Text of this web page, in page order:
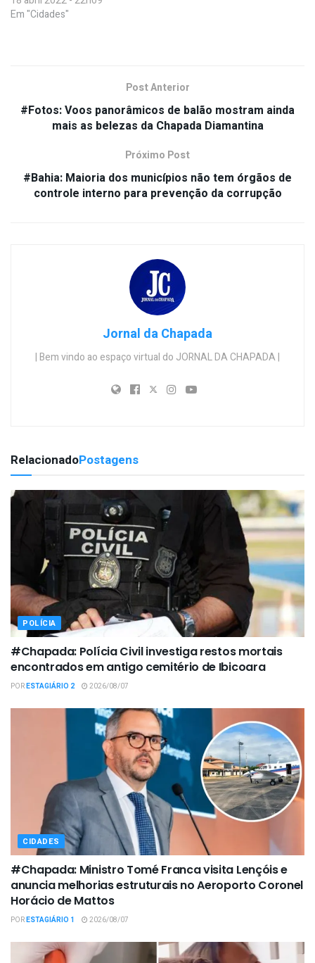
Em "Cidades"
Post Anterior
#Fotos: Voos panorâmicos de balão mostram ainda
mais as belezas da Chapada Diamantina
Próximo Post
#Bahia: Maioria dos municípios não tem órgãos de
controle interno para prevenção da corrupção
Jornal da Chapada
| Bem vindo ao espaço virtual do JORNAL DA CHAPADA |
RelacionadoPostagens
POLÍCIA
#Chapada: Polícia Civil investiga restos mortais
encontrados em antigo cemitério de Ibicoara
PORESTAGIÁRIO 2 2026/08/07
CIDADES
#Chapada: Ministro Tomé Franca visita Lençóis e
anuncia melhorias estruturais no Aeroporto Coronel
Horácio de Mattos
PORESTAGIÁRIO 1 2026/08/07